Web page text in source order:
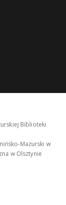
Biblioteki
Mazurski w
w Olsztynie